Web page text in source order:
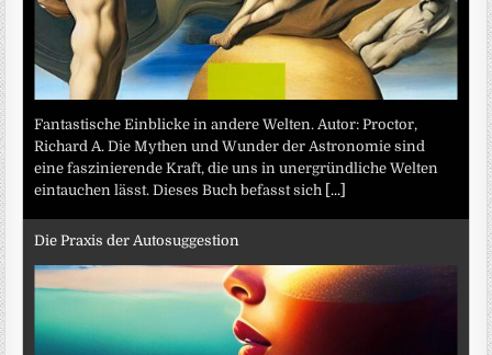
Fantastische Einblicke in andere Welten. Autor: Proctor,
Richard A. Die Mythen und Wunder der Astronomie sind
eine faszinierende Kraft, die uns in unergründliche Welten
eintauchen lässt. Dieses Buch befasst sich [...]
Die Praxis der Autosuggestion